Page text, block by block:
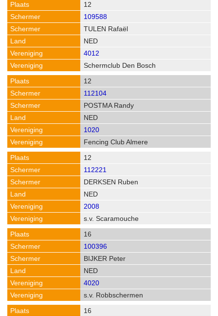
12
109588
TULEN Rafaël
NED
4012
Schermclub Den Bosch
12
112104
POSTMA Randy
NED
1020
Fencing Club Almere
12
112221
DERKSEN Ruben
NED
2008
s.v. Scaramouche
16
100396
BIJKER Peter
NED
4020
s.v. Robbschermen
16